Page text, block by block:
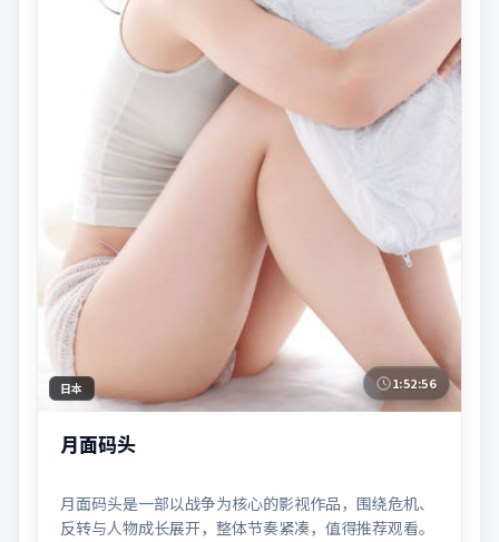
日本 1:52:56
月面码头
月面码头是一部以战争为核心的影视作品，围绕危机、
反转与人物成长展开，整体节奏紧凑，值得推荐观看。